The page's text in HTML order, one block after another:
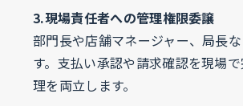
3.現場責任者への管理権限委譲
部門長や店舗マネージャー、局長
す。支払い承認や請求確認を現場
理を両立します。